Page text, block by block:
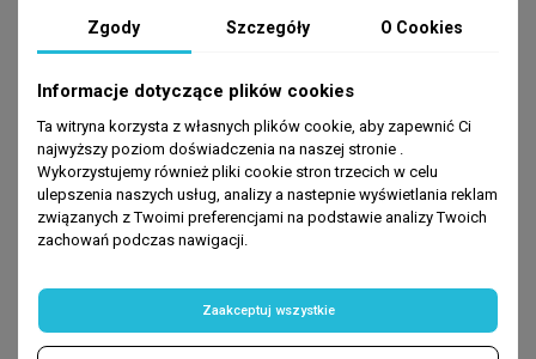
Zapisz się
-10% na pierwsze zakupy
podaj swój e-mail:
DOŁĄCZ
Zgody Szczegóły O Cookies
Informacje dotyczące plików cookies
Ta witryna korzysta z własnych plików cookie, aby zapewnić Ci
najwyższy poziom doświadczenia na naszej stronie .
Wykorzystujemy również pliki cookie stron trzecich w celu
ulepszenia naszych usług, analizy a nastepnie wyświetlania reklam
związanych z Twoimi preferencjami na podstawie analizy Twoich
zachowań podczas nawigacji.
Zaakceptuj wszystkie